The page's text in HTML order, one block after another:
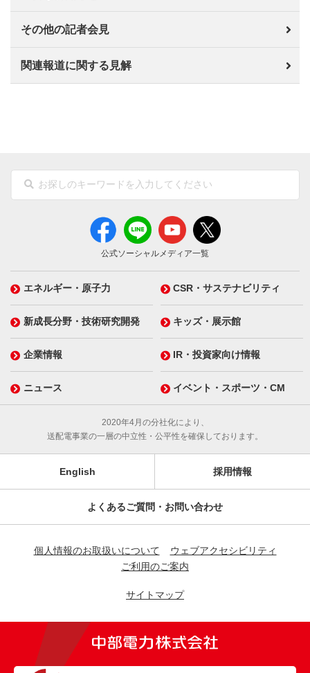
その他の記者会見
関連報道に関する見解
公式ソーシャルメディア一覧
エネルギー・原子力 CSR・サステナビリティ
新成長分野・技術研究開発 キッズ・展示館
企業情報 IR・投資家向け情報
ニュース イベント・スポーツ・CM
2020年4月の分社化により、
送配電事業の一層の中立性・公平性を確保しております。
English 採用情報
よくあるご質問・お問い合わせ
個人情報のお取扱いについて
ウェブアクセシビリティ
ご利用のご案内
サイトマップ